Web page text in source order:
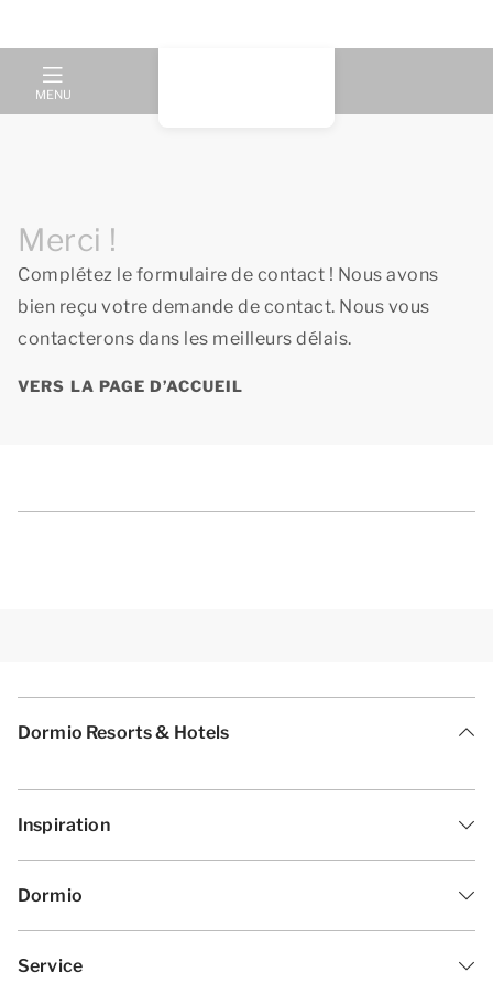
MENU
Merci !
Complétez le formulaire de contact ! Nous avons
bien reçu votre demande de contact. Nous vous
contacterons dans les meilleurs délais.
VERS LA PAGE D’ACCUEIL
Dormio Resorts & Hotels
Inspiration
Dormio
Service